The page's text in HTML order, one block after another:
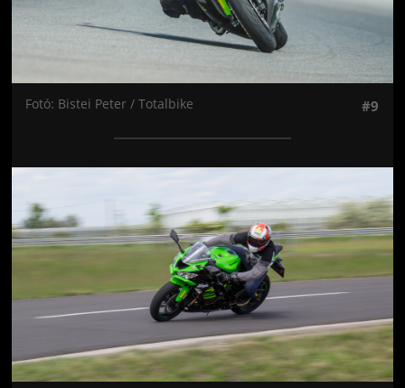
Fotó: Bistei Peter / Totalbike #9